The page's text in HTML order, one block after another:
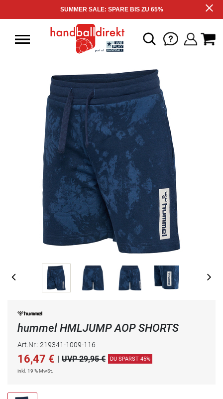
SUMMER SALE: SPARE BIS ZU 65%
hummel HMLJUMP AOP SHORTS
Art.Nr.: 219341-1009-116
16,47 € | UVP 29,95 € DU SPARST 45%
inkl. 19 % MwSt.